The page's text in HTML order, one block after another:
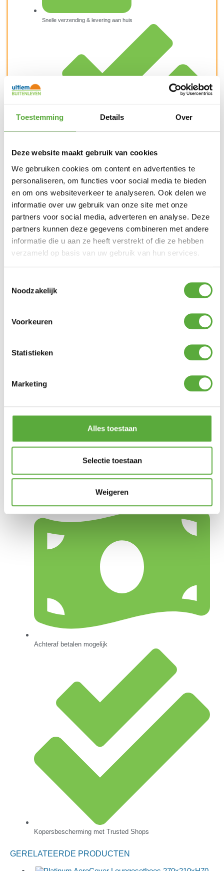
Toestemming Details Over
Deze website maakt gebruik van cookies
We gebruiken cookies om content en advertenties te
personaliseren, om functies voor social media te bieden
en om ons websiteverkeer te analyseren. Ook delen we
informatie over uw gebruik van onze site met onze
partners voor social media, adverteren en analyse. Deze
partners kunnen deze gegevens combineren met andere
informatie die u aan ze heeft verstrekt of die ze hebben
verzameld op basis van uw gebruik van hun services.
Noodzakelijk
Voorkeuren
Statistieken
Marketing
Alles toestaan
Selectie toestaan
Weigeren
Snelle verzending & levering aan huis
Kopersbescherming met Trusted Shops
SKU 7995Categorieën Lounge tuinmeubelhoezen ,
Tuinmeubelhoezen Merk: Aerocover
Merk AeroCover
Antraciet
EAN 8717591778615
Gratis verzending vanaf €250,-*
Achteraf betalen mogelijk
Kopersbescherming met Trusted Shops
GERELATEERDE PRODUCTEN